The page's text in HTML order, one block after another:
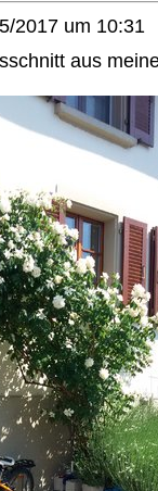
2017 um 10:31
aus